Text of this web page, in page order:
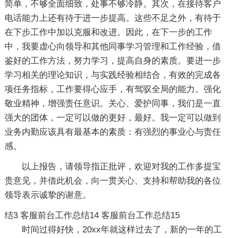
简单，不够全面细致，处事不够冷静。其次，在接待客户
电话能力上还有待于进一步提高。这些不足之外，有待于
在下步工作中加以克服和改进。因此，在下一步的工作
中，我要虚心向领导和其他同事学习管理和工作经验，借
鉴好的工作方法，努力学习，提高自身的素质。要进一步
学习相关的理论知识，与实践经验相结合，有效的完成各
项任务指标，工作要得心应手，有驾驭全局的能力。强化
敬业精神，增强责任意识。关心、爱护同事，我们是一直
强大的团体，一定可以做的更好，最好。我一定可以做到
业务内勤应该具有最基本的素质：有强烈的事业心与责任
感。
以上报告，请领导指正批评，欢迎对我的工作多提宝
贵意见，并借此机会，向一贯关心、支持和帮助我的各位
领导表示诚挚的谢意。
结3
时间过得好快，20xx年就这样过去了，新的一年的工
客服前台工作总结14 客服前台工作总结15